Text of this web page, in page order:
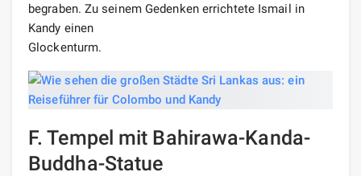
begraben. Zu seinem Gedenken errichtete Ismail in
Kandy einen
Glockenturm.
F. Tempel mit Bahirawa-Kanda-
Buddha-Statue